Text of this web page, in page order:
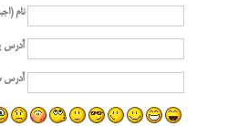
نام
آدرس
آدرس